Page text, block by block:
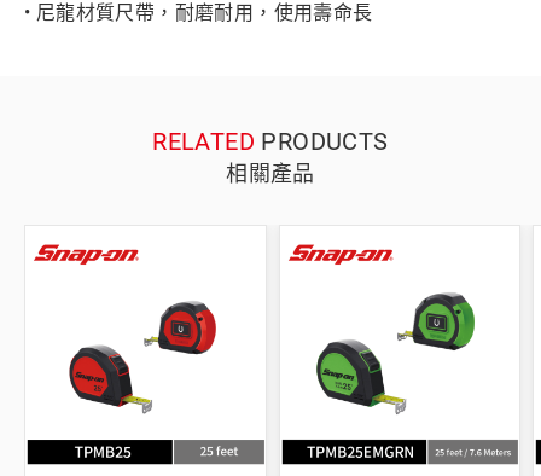
• 尼龍材質尺帶，耐磨耐用，使用壽命長
RELATED PRODUCTS
相關產品